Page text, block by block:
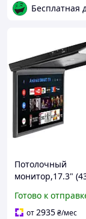
Бесплатная
Потолочный
монитор,17.3"
1080, FM
Clayton SL-1789 BL
Готово к
от2935₴/мес